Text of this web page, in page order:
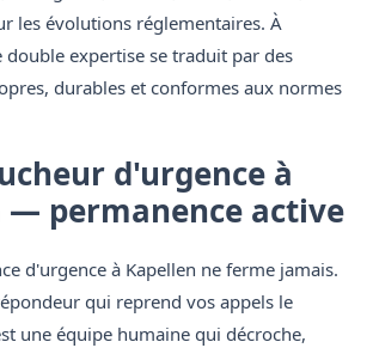
les évolutions réglementaires. À
double expertise se traduit par des
durables et conformes aux normes
d'urgence à
— permanence active
d'urgence à Kapellen ne ferme jamais.
qui reprend vos appels le
une équipe humaine qui décroche,